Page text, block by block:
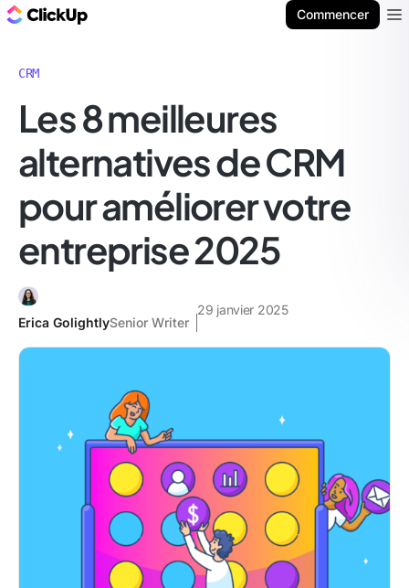
Commencer
CRM
Les 8 meilleures
alternatives de CRM
pour améliorer votre
entreprise 2025
Erica GolightlySenior Writer
29 janvier 2025